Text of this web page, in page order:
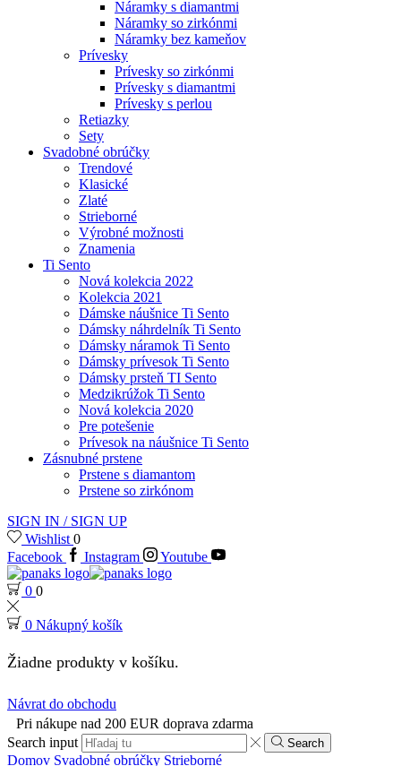
Náramky s diamantmi
Náramky so zirkónmi
Náramky bez kameňov
Prívesky
Prívesky so zirkónmi
Prívesky s diamantmi
Prívesky s perlou
Retiazky
Sety
Svadobné obrúčky
Trendové
Klasické
Zlaté
Strieborné
Výrobné možnosti
Znamenia
Ti Sento
Nová kolekcia 2022
Kolekcia 2021
Dámske náušnice Ti Sento
Dámsky náhrdelník Ti Sento
Dámsky náramok Ti Sento
Dámsky prívesok Ti Sento
Dámsky prsteň TI Sento
Medzikrúžok Ti Sento
Nová kolekcia 2020
Pre potešenie
Prívesok na náušnice Ti Sento
Zásnubné prstene
Prstene s diamantom
Prstene so zirkónom
SIGN IN / SIGN UP
Wishlist 0
Facebook
Instagram Youtube
0 0
0 Nákupný košík
Žiadne produkty v košíku.
Návrat do obchodu
Pri nákupe nad 200 EUR doprava zdarma
Search input
Search
Domov Svadobné obrúčky Strieborné